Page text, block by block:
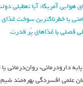
آمریکا: آیا تعطیلی
یا خطرناکترین سوخت غذای
فصلی با غذاهای پُر قدرت
دارودرمانی،
علمی افسردگی بهره‌مند